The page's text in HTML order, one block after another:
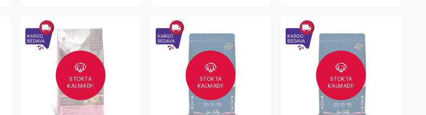
STOKTA
KALMADI!
STOKTA
KALMADI!
STOKTA
KALMADI!